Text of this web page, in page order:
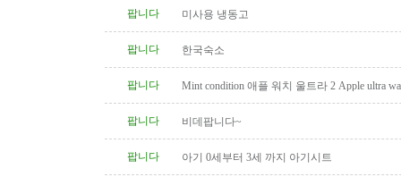
팝니다 미사용 냉동고
팝니다 한국숙소
팝니다 Mint condition 애플 워치 울트라 2 Apple ultra
팝니다 비데팝니다~
팝니다 아기 0세부터 3세 까지 아기시트